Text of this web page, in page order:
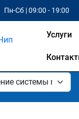
Пн-Сб | 09:00 - 19:00
Услуги